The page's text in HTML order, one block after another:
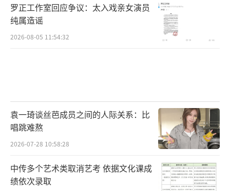
罗正工作室回应争议：太入戏亲女演员
纯属造谣
2026-08-05 11:54:32
袁一琦谈丝芭成员之间的人际关系：比
唱跳难熬
2026-07-28 10:58:28
中传多个艺术类取消艺考 依据文化课成
绩依次录取